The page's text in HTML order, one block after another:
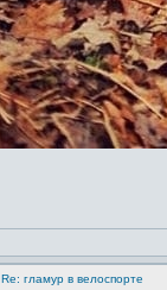
Re: гламур в велоспорте